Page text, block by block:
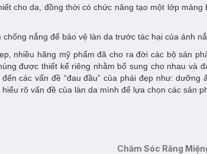
cho da, đồng thời có chức năng tạo một lớp màng
nắng để bảo vệ làn da trước tác hại của ánh
nhiều hãng mỹ phẩm đã cho ra đời các bộ sản
được thiết kế riêng nhằm bổ sung cho nhau và
các vấn đề “đau đầu” của phái đẹp như: dưỡng
rõ vấn đề của làn da mình để lựa chọn các sản
Chăm Sóc Răng